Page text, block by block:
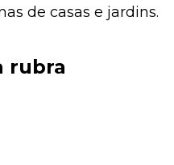
de casas e jardins.
rubra